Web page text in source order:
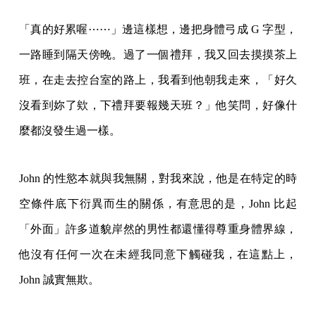
「真的好累喔⋯⋯」邊這樣想，邊把身體弓成 G 字型，
一路睡到隔天傍晚。過了一個禮拜，我又回去摸摸茶上
班，在走去控台室的路上，我看到他朝我走來，「好久
沒看到妳了欸，下禮拜要報幾天班？」他笑問，好像什
麼都沒發生過一樣。
John 的性慾本就與我無關，對我來說，他是在特定的時
空條件底下衍異而生的關係，有意思的是，John 比起
「外面」許多道貌岸然的男性都還懂得尊重身體界線，
他沒有任何一次在未經我同意下觸碰我，在這點上，
John 誠實無欺。